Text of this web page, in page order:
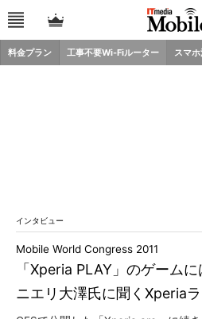
料金プラン 工事不要Wi-Fiルーター スマ
インタビュー
「Xperia PLAY」のゲーム
ニエリ大澤氏に聞くXperia
Mobile World Congress 2011